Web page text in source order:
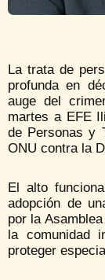
La trata de
profunda en
auge del
martes a EFE
de Personas y
ONU contra la
El alto
adopción de
por la
la comunidad
proteger